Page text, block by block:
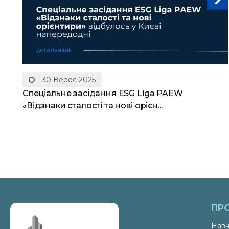
30 Верес 2025
Спеціальне засідання ESG Liga PAEW
«Відзнаки сталості та нові орієн...